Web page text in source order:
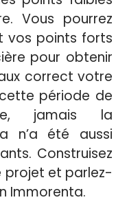
Vous pourrez
vos points forts
pour obtenir
correct votre
période de
jamais la
n’a été aussi
Construisez
projet et parlez-
Immorenta.